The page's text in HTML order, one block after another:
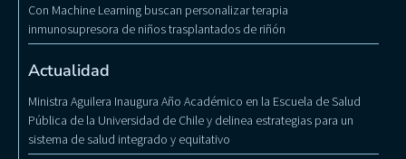
Con Machine Learning buscan personalizar terapia
inmunosupresora de niños trasplantados de riñón
Actualidad
Ministra Aguilera Inaugura Año Académico en la Escuela de Salud
Pública de la Universidad de Chile y delinea estrategias para un
sistema de salud integrado y equitativo